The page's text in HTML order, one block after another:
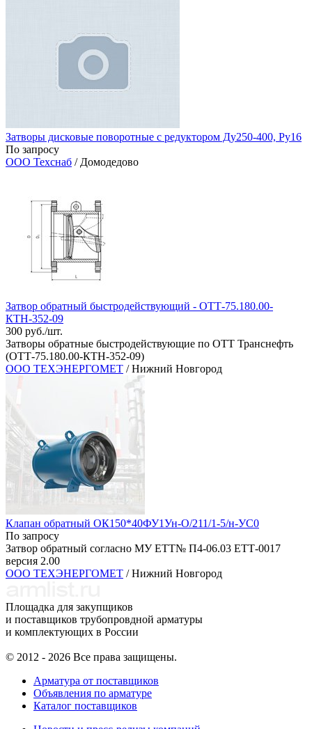
Затворы дисковые поворотные с редуктором Ду250-400, Ру16
По запросу
ООО Техснаб / Домодедово
Затвор обратный быстродействующий - ОТТ-75.180.00-
КТН-352-09
300 руб./шт.
Затворы обратные быстродействующие по ОТТ Транснефть
(ОТТ-75.180.00-КТН-352-09)
ООО ТЕХЭНЕРГОМЕТ / Нижний Новгород
Клапан обратный ОК150*40ФУ1Ун-О/211/1-5/н-УС0
По запросу
Затвор обратный согласно МУ ЕТТ№ П4-06.03 ЕТТ-0017
версия 2.00
ООО ТЕХЭНЕРГОМЕТ / Нижний Новгород
Площадка для закупщиков
и поставщиков трубопровдной арматуры
и комплектующих в России
© 2012 - 2026 Все права защищены.
Арматура от поставщиков
Объявления по арматуре
Каталог поставщиков